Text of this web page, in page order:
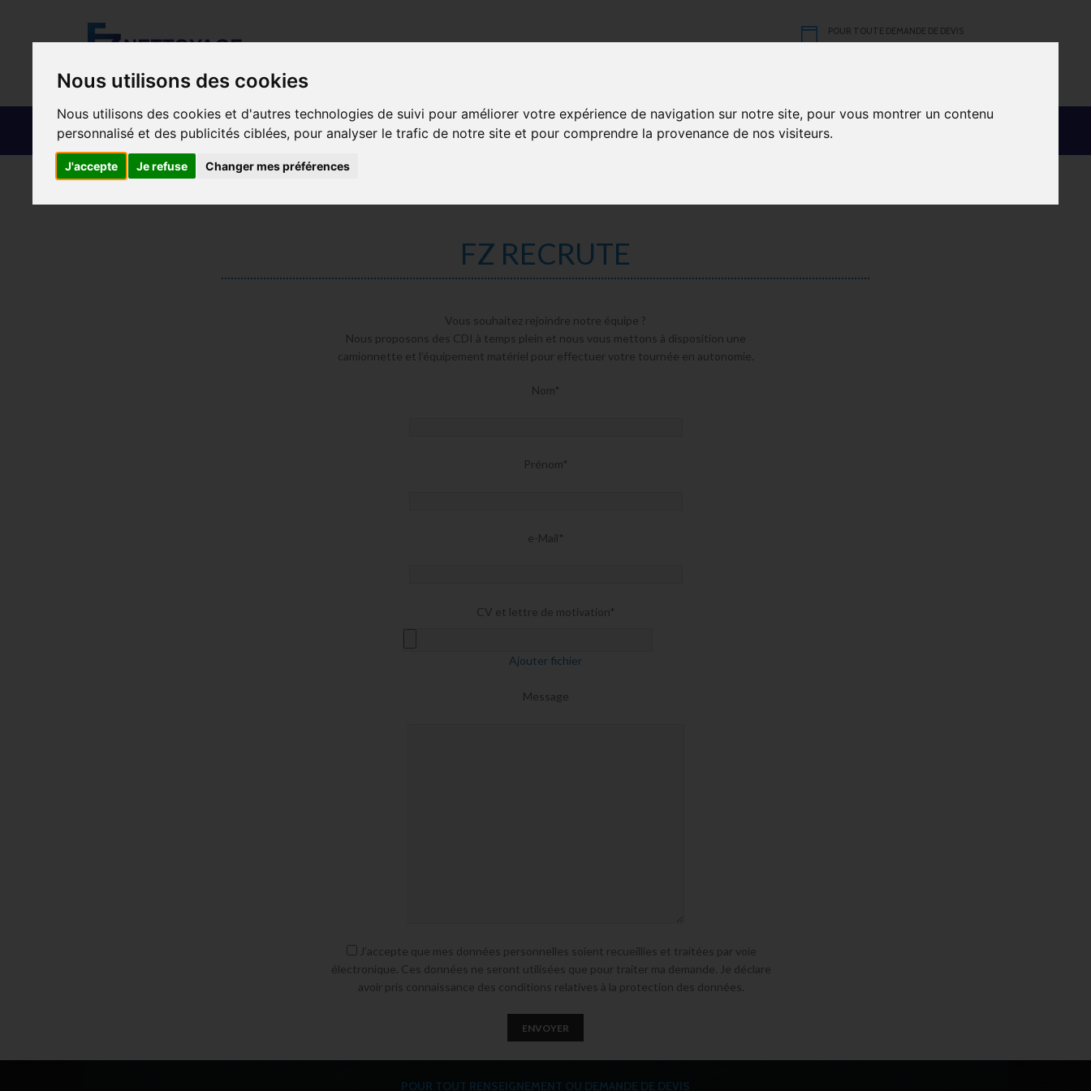
Nous utilisons des cookies
Nous utilisons des cookies et d'autres technologies de suivi pour améliorer votre expérience de navigation sur notre site, pour vous montrer un contenu
personnalisé et des publicités ciblées, pour analyser le trafic de notre site et pour comprendre la provenance de nos visiteurs.
J'accepte Je refuse Changer mes préférences
POUR TOUTE DEMANDE DE DEVIS
FZ NETTOYAGE NOS PRESTATIONS RECRUTEMENT
Français DEMANDE DE CONTACT
Accueil Recrutement
FZ RECRUTE
Vous souhaitez rejoindre notre équipe ?
Nous proposons des CDI à temps plein et nous vous mettons à disposition une
camionnette et l’équipement matériel pour effectuer votre tournée en autonomie.
Nom*
Prénom*
e-Mail*
CV et lettre de motivation*
Ajouter fichier
Message
J’accepte que mes données personnelles soient recueillies et traitées par voie
électronique. Ces données ne seront utilisées que pour traiter ma demande. Je déclare
avoir pris connaissance des conditions relatives à la protection des données.
POUR TOUT RENSEIGNEMENT OU DEMANDE DE DEVIS